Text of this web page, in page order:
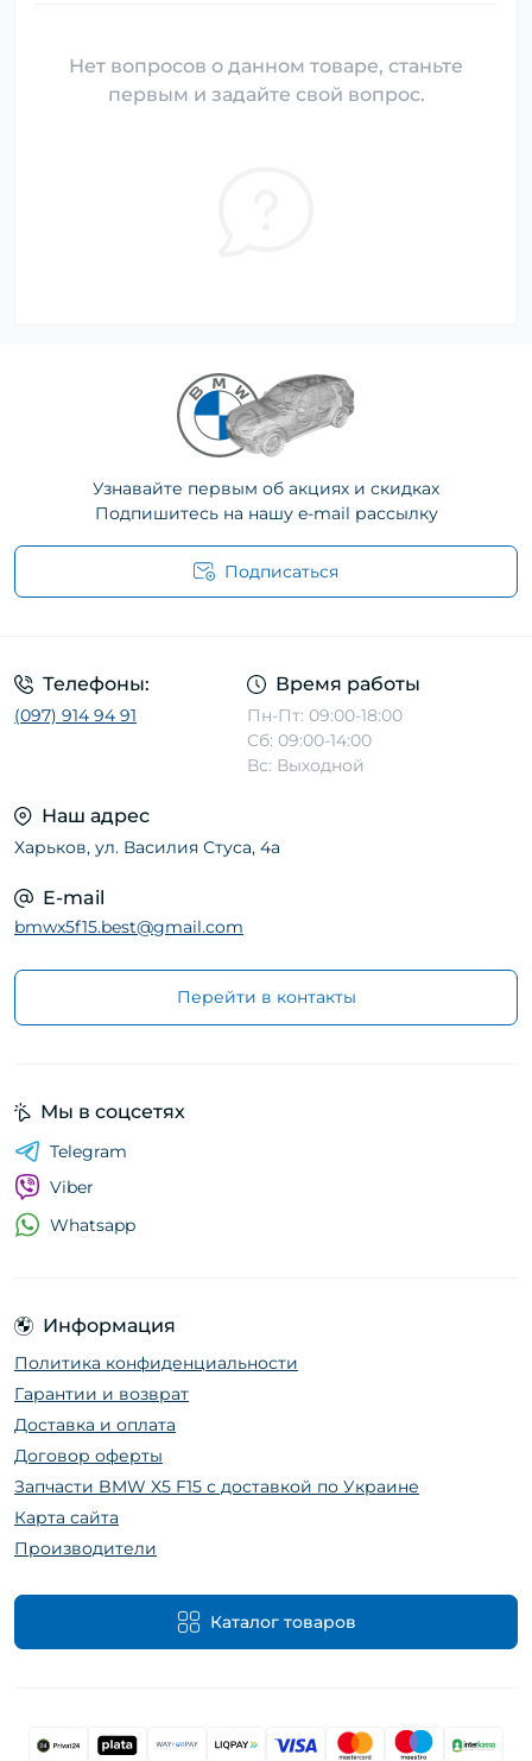
Нет вопросов о данном товаре, станьте
первым и задайте свой вопрос.
Узнавайте первым об акциях и скидках
Подпишитесь на нашу e-mail рассылку
Подписаться
Телефоны:
(097) 914 94 91
Время работы
Пн-Пт: 09:00-18:00
Сб: 09:00-14:00
Вс: Выходной
Наш адрес
Харьков, ул. Василия Стуса, 4а
E-mail
bmwx5f15.best@gmail.com
Перейти в контакты
Информация
Политика конфиденциальности
Гарантии и возврат
Доставка и оплата
Договор оферты
Запчасти BMW X5 F15 с доставкой по Украине
Карта сайта
Производители
Каталог товаров
Мы в соцсетях
Telegram
Viber
Whatsapp